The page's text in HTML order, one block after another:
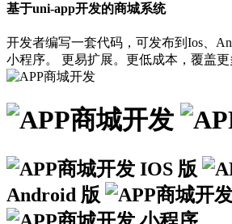
基于uni-app开发的商城系统
开发者编写一套代码，可发布到Ios、
小程序。 更易扩展。更低成本，覆盖更
IOS 版
Android 版